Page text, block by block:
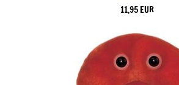
11,95 EUR